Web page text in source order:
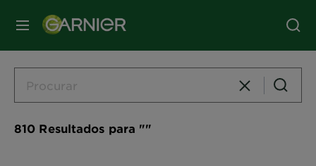
MENU
810 Resultados para​ ""